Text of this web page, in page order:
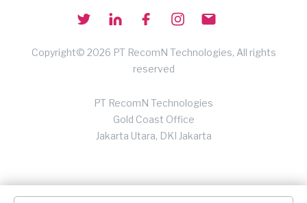
Copyright© 2026 PT RecomN Technologies, All rights
reserved
PT RecomN Technologies
Gold Coast Office
Jakarta Utara, DKI Jakarta